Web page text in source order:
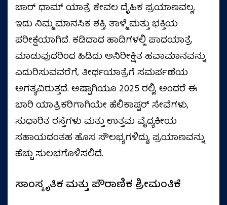
ಚಾರ್ ಧಾಮ್ ಯಾತ್ರೆ ಕೇವಲ ದೈಹಿಕ ಪ್ರಯಾಣವಲ್ಲ,
ಇದು ನಿಮ್ಮ ಮಾನಸಿಕ ಶಕ್ತಿ, ತಾಳ್ಮೆ ಮತ್ತು ಭಕ್ತಿಯ
ಪರೀಕ್ಷೆಯಾಗಿದೆ. ಕಡಿದಾದ ಹಾದಿಗಳಲ್ಲಿ ಪಾದಯಾತ್ರೆ
ಮಾಡುವುದರಿಂದ ಹಿಡಿದು ಅನಿರೀಕ್ಷಿತ ಹವಾಮಾನವನ್ನು
ಎದುರಿಸುವವರೆಗೆ, ತೀರ್ಥಯಾತ್ರೆಗೆ ಸಮರ್ಪಣೆಯ
ಅಗತ್ಯವಿರುತ್ತದೆ. ಅಷ್ಟಾಗಿಯೂ 2025 ರಲ್ಲಿ, ಅಂದರೆ ಈ
ಬಾರಿ ಯಾತ್ರಿಕರಿಗಾಗಿಯೇ ಹೆಲಿಕಾಪ್ಟರ್ ಸೇವೆಗಳು,
ಸುಧಾರಿತ ರಸ್ತೆಗಳು ಮತ್ತು ಉತ್ತಮ ವೈದ್ಯಕೀಯ
ಸಹಾಯದಂತಹ ಹೊಸ ಸೌಲಭ್ಯಗಳಿದ್ದು, ಪ್ರಯಾಣವನ್ನು
ಹೆಚ್ಚು ಸುಲಭಗೊಳಿಸಲಿದೆ.
ಸಾಂಸ್ಕೃತಿಕ ಮತ್ತು ಪೌರಾಣಿಕ ಶ್ರೀಮಂತಿಕೆ